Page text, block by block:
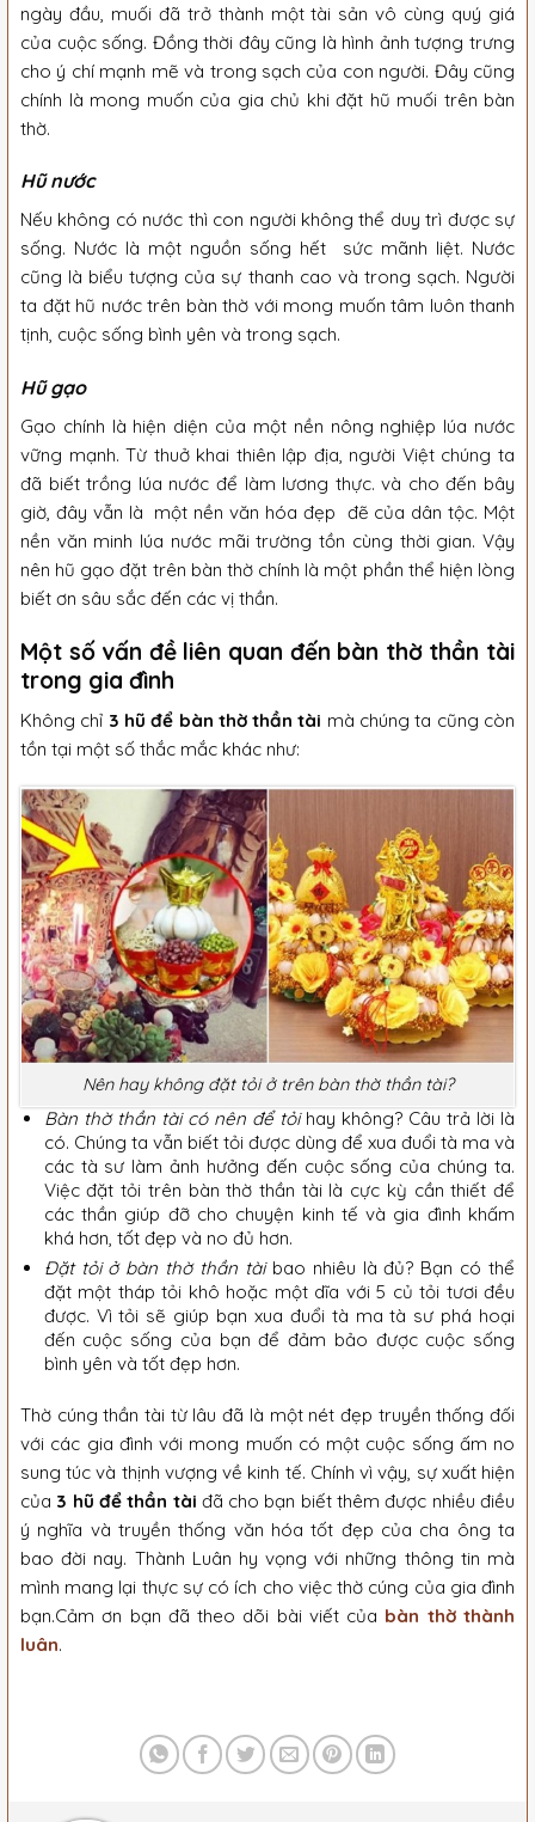
ngày đầu, muối đã trở thành một tài sản vô cùng quý giá
của cuộc sống. Đồng thời đây cũng là hình ảnh tượng trưng
cho ý chí mạnh mẽ và trong sạch của con người. Đây cũng
chính là mong muốn của gia chủ khi đặt hũ muối trên bàn
thờ.
Hũ nước
Nếu không có nước thì con người không thể duy trì được sự
sống. Nước là một nguồn sống hết sức mãnh liệt. Nước
cũng là biểu tượng của sự thanh cao và trong sạch. Người
ta đặt hũ nước trên bàn thờ với mong muốn tâm luôn thanh
tịnh, cuộc sống bình yên và trong sạch.
Hũ gạo
Gạo chính là hiện diện của một nền nông nghiệp lúa nước
vững mạnh. Từ thuở khai thiên lập địa, người Việt chúng ta
đã biết trồng lúa nước để làm lương thực. và cho đến bây
giờ, đây vẫn là một nền văn hóa đẹp đẽ của dân tộc. Một
nền văn minh lúa nước mãi trường tồn cùng thời gian. Vậy
nên hũ gạo đặt trên bàn thờ chính là một phần thể hiện lòng
biết ơn sâu sắc đến các vị thần.
Một số vấn đề liên quan đến bàn thờ thần tài
trong gia đình
Không chỉ 3 hũ để bàn thờ thần tài mà chúng ta cũng còn
tồn tại một số thắc mắc khác như:
Nên hay không đặt tỏi ở trên bàn thờ thần tài?
Bàn thờ thần tài có nên để tỏihay không? Câu trả lời là
có. Chúng ta vẫn biết tỏi được dùng để xua đuổi tà ma và
các tà sư làm ảnh hưởng đến cuộc sống của chúng ta.
Việc đặt tỏi trên bàn thờ thần tài là cực kỳ cần thiết để
các thần giúp đỡ cho chuyện kinh tế và gia đình khấm
khá hơn, tốt đẹp và no đủ hơn.
Đặt tỏi ở bàn thờ thần tàibao nhiêu là đủ? Bạn có thể
đặt một tháp tỏi khô hoặc một dĩa với 5 củ tỏi tươi đều
được. Vì tỏi sẽ giúp bạn xua đuổi tà ma tà sư phá hoại
đến cuộc sống của bạn để đảm bảo được cuộc sống
bình yên và tốt đẹp hơn.
Thờ cúng thần tài từ lâu đã là một nét đẹp truyền thống đối
với các gia đình với mong muốn có một cuộc sống ấm no
sung túc và thịnh vượng về kinh tế. Chính vì vậy, sự xuất hiện
của 3 hũ để thần tài đã cho bạn biết thêm được nhiều điều
ý nghĩa và truyền thống văn hóa tốt đẹp của cha ông ta
bao đời nay. Thành Luân hy vọng với những thông tin mà
mình mang lại thực sự có ích cho việc thờ cúng của gia đình
bạn.Cảm ơn bạn đã theo dõi bài viết của bàn thờ thành
luân.